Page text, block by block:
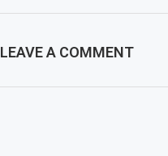
LEAVE A COMMENT